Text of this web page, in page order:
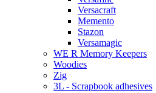
Versacraft
Memento
Stazon
Versamagic
WE R Memory Keepers
Woodies
Zig
3L - Scrapbook adhesives